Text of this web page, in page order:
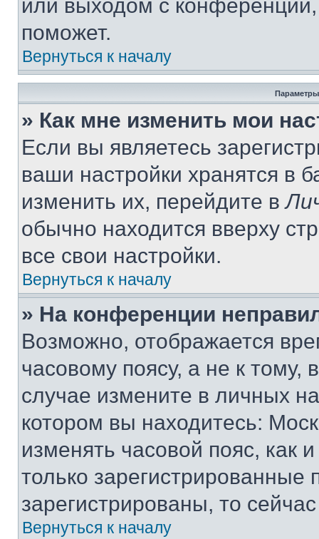
или выходом с
поможет.
Вернуться к началу
Параметры
» Как мне изменить мои
Если вы являетесь
ваши настройки хранятся в
изменить их, перейдите в
обычно находится вверху
все свои настройки.
Вернуться к началу
» На конференции
Возможно, отображается
часовому поясу, а не к тому,
случае измените в личных
котором вы находитесь:
изменять часовой пояс, как
только
зарегистрированы, то
Вернуться к началу